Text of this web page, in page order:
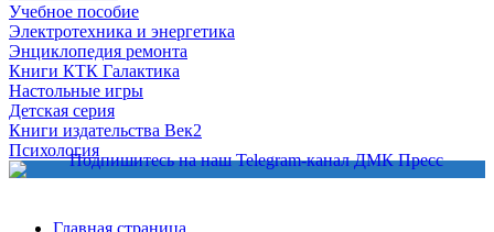
Учебное пособие
Электротехника и энергетика
Энциклопедия ремонта
Книги КТК Галактика
Настольные игры
Детская серия
Книги издательства Век2
Психология